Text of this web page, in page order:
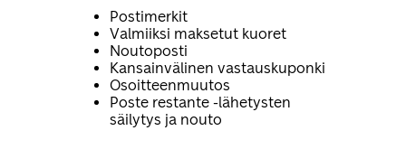
Postimerkit
Valmiiksi maksetut kuoret
Noutoposti
Kansainvälinen vastauskuponki
Osoitteenmuutos
Poste restante -lähetysten
säilytys ja nouto